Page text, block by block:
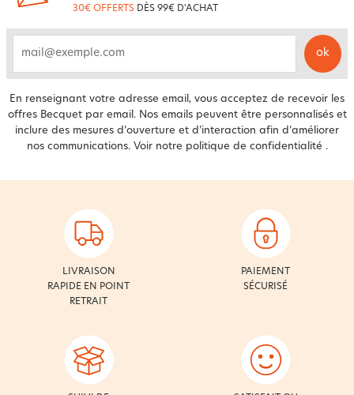
30€ OFFERTS DÈS 99€ D'ACHAT
ok
En renseignant votre adresse email, vous acceptez de recevoir les
offres Becquet par email. Nos emails peuvent être personnalisés et
inclure des mesures d’ouverture et d’interaction afin d’améliorer
nos communications. Voir notre politique de confidentialité .
LIVRAISON
RAPIDE EN POINT
RETRAIT
PAIEMENT
SÉCURISÉ